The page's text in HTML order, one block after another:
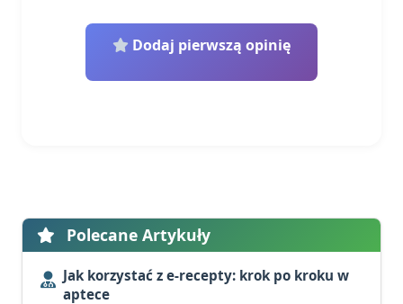
Dodaj pierwszą opinię
Polecane Artykuły
Jak korzystać z e-recepty: krok po kroku w
aptece